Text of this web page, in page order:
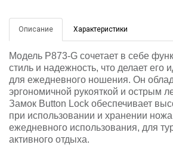
Описание Характеристики
Модель P873-G сочетает в себе
стиль и надежность, что делает
для ежедневного ношения. Он
эргономичной рукояткой и острым
Замок Button Lock обеспечивает
при использовании и хранении
ежедневного использования, для
активного отдыха.